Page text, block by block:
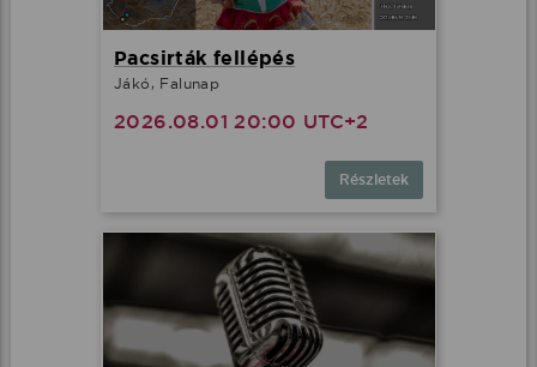
Pacsirták fellépés
Jákó, Falunap
2026.08.01 20:00 UTC+2
Részletek